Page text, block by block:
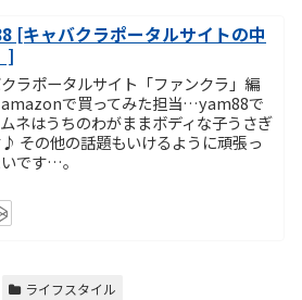
[キャバクラポータルサイトの中
]
ラポータルサイト「ファンクラ」編
で買ってみた担当…yam88で
ネはうちのわがままボディな子うさぎ
その他の話題もいけるように頑張っ
です…。
ライフスタイル